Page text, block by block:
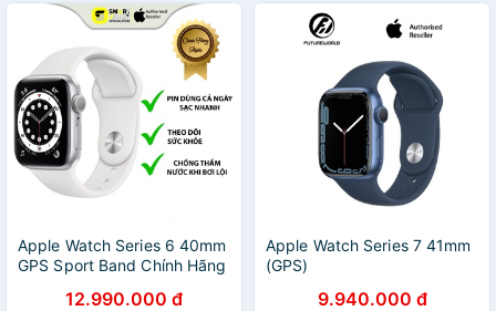
Apple Watch Series 6 40mm
GPS Sport Band Chính Hãng
12.990.000 đ
Apple Watch Series 7 41mm
(GPS)
9.940.000 đ